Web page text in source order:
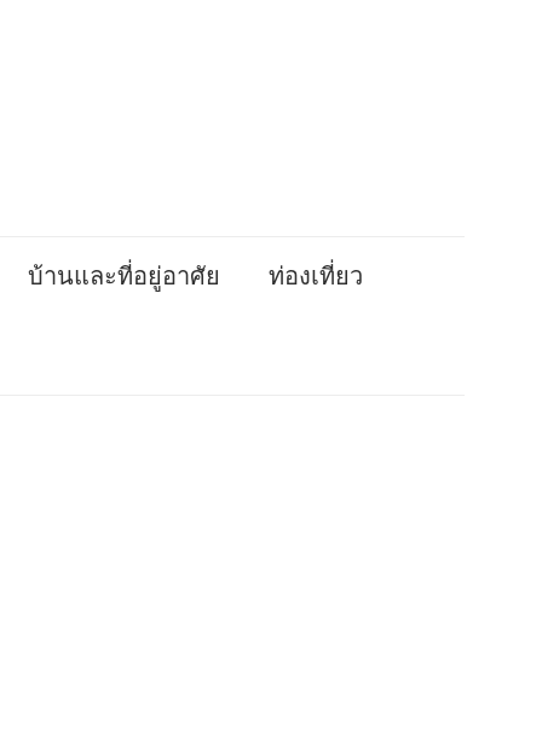
บ้านและที่อยู่อาศัย ท่องเที่ยว